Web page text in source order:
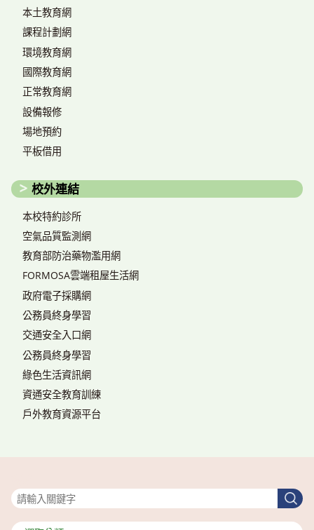
本土教育網
課程計劃網
環境教育網
國際教育網
正常教育網
設備報修
場地預約
平板借用
校外連結
本校特約診所
空氣品質監測網
教育部防治藥物濫用網
FORMOSA雲端租屋生活網
政府電子採購網
公務員終身學習
交通安全入口網
公務員終身學習
綠色生活資訊網
資通安全教育訓練
戶外教育資源平台
搜
尋